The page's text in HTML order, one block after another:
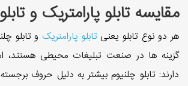
مقایسه تابلو پارامتریک و
هر دو نوع تابلو یعنیتابلو پارامتریک و تابلو
گزینه ها در صنعت تبلیغات محیطی هستند،